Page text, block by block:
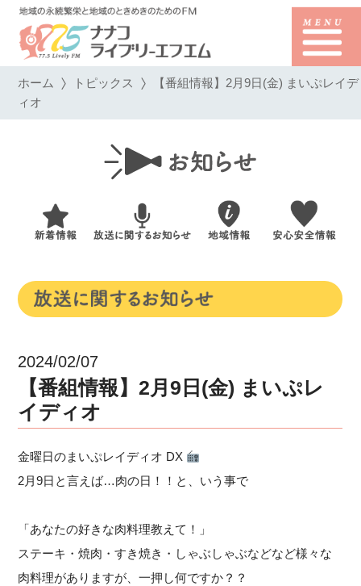
ホーム トピックス 【番組情報】2月9日(金) まいぷレイデ
ィオ
2024/02/07
【番組情報】2月9日(金) まいぷレ
イディオ
金曜日のまいぷレイディオ DX
2月9日と言えば…肉の日！！と、いう事で
「あなたの好きな肉料理教えて！」
ステーキ・焼肉・すき焼き・しゃぶしゃぶなどなど様々な
肉料理がありますが、一押し何ですか？？